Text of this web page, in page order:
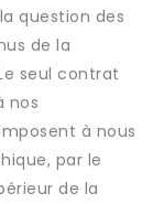
question des
de la
seul contrat
nos
à nous
par le
de la